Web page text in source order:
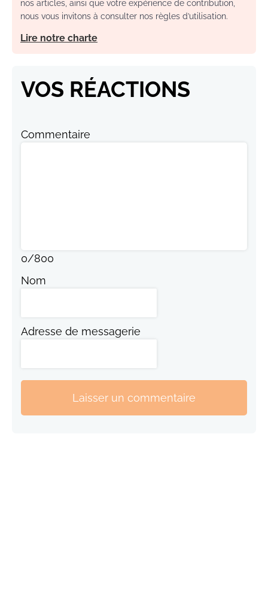
nos articles, ainsi que votre expérience de contribution,
nous vous invitons à consulter nos règles d’utilisation.
Lire notre charte
VOS RÉACTIONS
Commentaire
0/800
Nom
Adresse de messagerie
Laisser un commentaire